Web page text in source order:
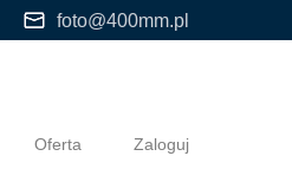
foto@400mm.pl
Oferta Zaloguj